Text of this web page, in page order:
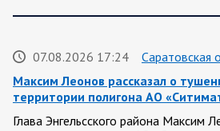
07.08.2026 17:24
Саратовская
Максим Леонов рассказал о
территории полигона АО
Глава Энгельсского района Максим